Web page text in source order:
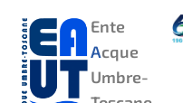
Ente
Acque
Umbre-